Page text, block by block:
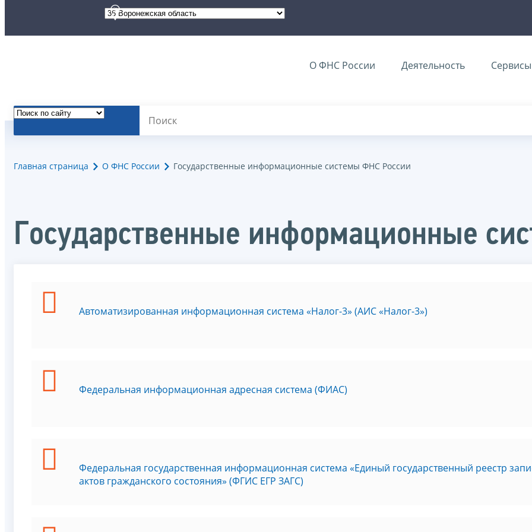
О ФНС России Деятельность Сервисы
Главная страница О ФНС России Государственные информационные системы ФНС России
Государственные информационные
Автоматизированная информационная система «Налог-3» (АИС «Налог-3»)
Федеральная информационная адресная система (ФИАС)
Федеральная государственная информационная система «Единый государственный реестр
актов гражданского состояния» (ФГИС ЕГР ЗАГС)